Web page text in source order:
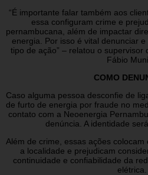
“É importante falar também aos
essa configuram crime e
pernambucana, além de impactar
energia. Por isso é vital denunciar
tipo de ação” – relatou o supervisor
Fábio
COMO
Caso alguma pessoa desconfie de
de furto de energia por fraude no
contato com a Neoenergia
denúncia. A identidade
Além de crime, essas ações
a localidade e prejudicam
continuidade e confiabilidade da
elétrica.